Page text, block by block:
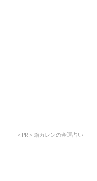
＜PR＞焔カレンの金運占い